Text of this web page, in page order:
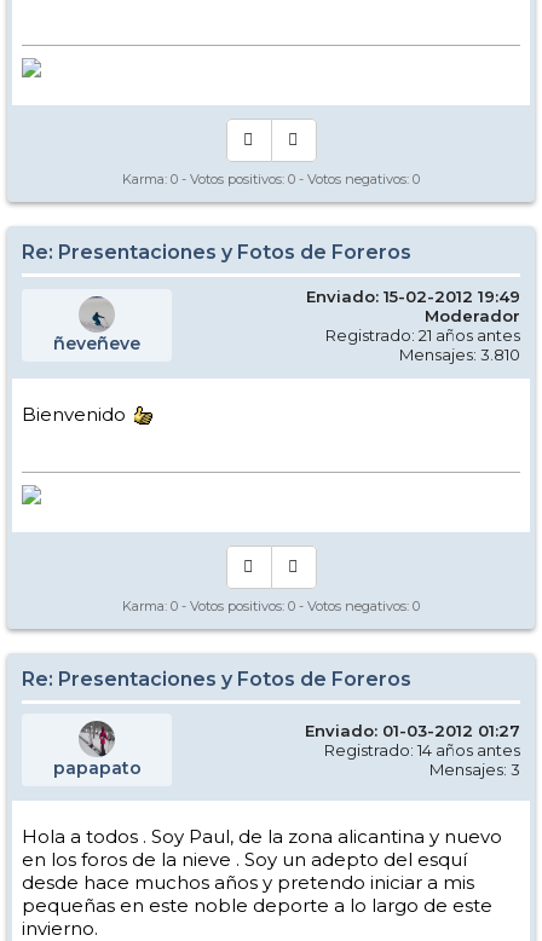
Karma: 0 - Votos positivos: 0 - Votos negativos: 0
Re: Presentaciones y Fotos de Foreros
ñeveñeve
Enviado: 15-02-2012 19:49
Moderador
Registrado: 21 años antes
Mensajes: 3.810
Bienvenido
Karma: 0 - Votos positivos: 0 - Votos negativos: 0
Re: Presentaciones y Fotos de Foreros
papapato
Enviado: 01-03-2012 01:27
Registrado: 14 años antes
Mensajes: 3
Hola a todos . Soy Paul, de la zona alicantina y nuevo
en los foros de la nieve . Soy un adepto del esquí
desde hace muchos años y pretendo iniciar a mis
pequeñas en este noble deporte a lo largo de este
invierno.